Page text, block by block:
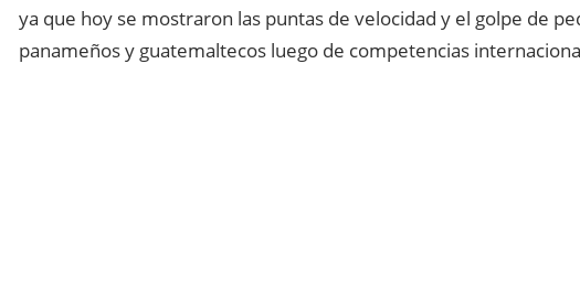
ya que hoy se mostraron las puntas de velocidad y el golpe de
panameños y guatemaltecos luego de competencias